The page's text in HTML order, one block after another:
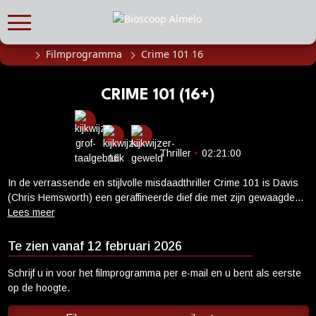
FILMPROGRAMMA
Kinderfeestjes
Privébioscoop of zaalhuur
ABONNEMENT
Alle informatie
Inlog voor abonnees
CADEAUTIPS
Cadeaukaart kopen
Filmprogramma Crime 101 16
CRIME 101 (16+)
Thriller • 02:21:00
In de verrassende en stijlvolle misdaadthriller Crime 101 is Davis
(Chris Hemsworth) een geraffineerde dief die met zijn gewaagde
roofovervallen de politie voor een raadsel stelt. Tijdens de
hij het pad van Sharon (Halle Berry), een gedesillusioneerde
topvrouw van een verzekeringmaatschappij. Hij wordt gedwongen
om met haar samen te werken en met Orman (Barry Keoghan), een
rivaliserende dief die veel dubieuzere methoden hanteert dan
Te zien vanaf 12 februari 2026
Schrijf u in voor het filmprogramma per e-mail en u bent als eerste
op de hoogte.